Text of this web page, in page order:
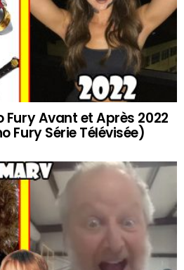
Fury Avant et Après 2022
Fury Série Télévisée)